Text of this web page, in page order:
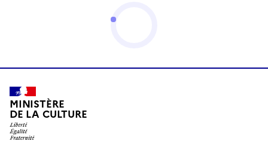
MINISTÈRE
DE LA CULTURE